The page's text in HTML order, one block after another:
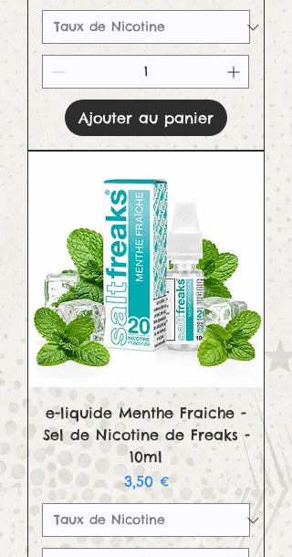
Ajouter au panier
e-liquide Menthe Fraiche -
Sel de Nicotine de Freaks -
10ml
Prix
3,50 €